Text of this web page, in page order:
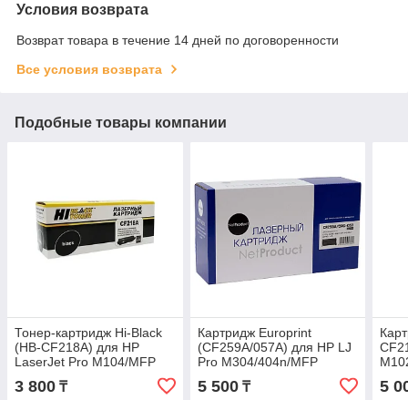
Условия возврата
Возврат товара в течение 14 дней по договоренности
Все условия возврата
Подобные товары компании
Тонер-картридж Hi-Black
(HB-CF218A) для HP
LaserJet Pro M104/MFP
M132, 1,4K (с чипом)
3 800 ₸
Картридж Europrint
(CF259A/057A) для HP LJ
Pro M304/404n/MFP
M428dw/MF443/445(без
чипа)
5 500₸ 5